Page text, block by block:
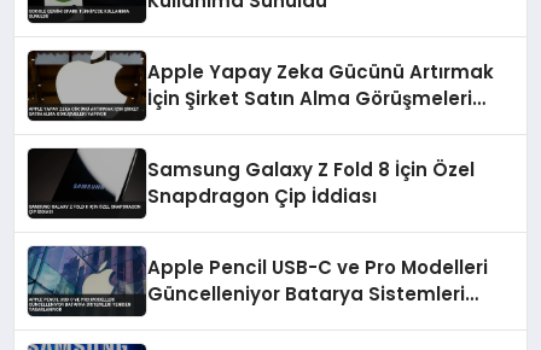
Apple Yapay Zeka Gücünü Artırmak
İçin Şirket Satın Alma Görüşmeleri
Samsung Galaxy Z Fold 8 İçin Özel
Snapdragon Çip İddiası
Apple Pencil USB-C ve Pro Modelleri
Güncelleniyor Batarya Sistemleri